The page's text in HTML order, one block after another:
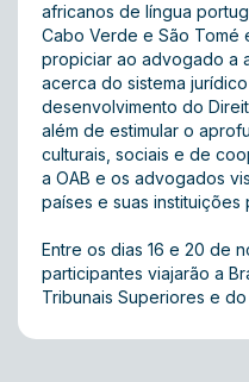
africanos de língua
Cabo Verde e São Tomé
propiciar ao advogado a
acerca do sistema
desenvolvimento do
além de estimular o
culturais, sociais e de
a OAB e os advogados
países e suas instituições
Entre os dias 16 e 20 de
participantes viajarão a
Tribunais Superiores e